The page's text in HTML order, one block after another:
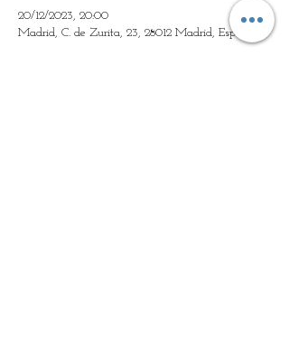
20/12/2023, 20:00
Madrid, C. de Zurita, 23, 28012 Madrid, España